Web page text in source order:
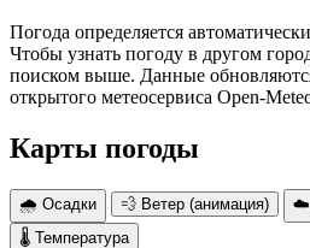
Погода определяется
Чтобы узнать погоду в другом
поиском выше. Данные
открытого метеосервиса Open-
Карты погоды
🌧 Осадки 💨 Ветер (анимация)
☁️
🌡 Температура